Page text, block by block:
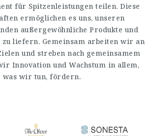
für Spitzenleistungen teilen. Diese
ermöglichen es uns, unseren
außergewöhnliche Produkte und
zu liefern. Gemeinsam arbeiten wir an
und streben nach gemeinsamem
Innovation und Wachstum in allem,
was wir tun, fördern.